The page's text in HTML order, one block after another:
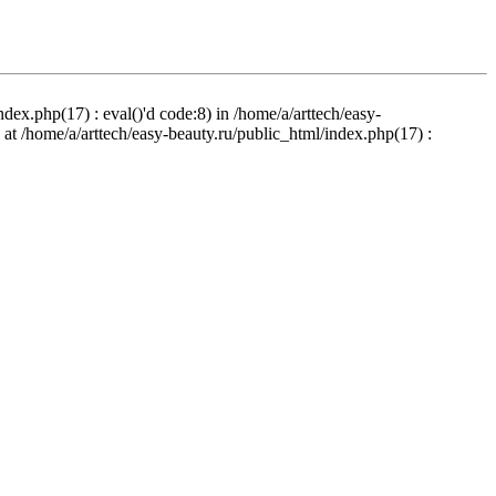
: eval()'d code:8) in /home/a/arttech/easy-
/home/a/arttech/easy-beauty.ru/public_html/index.php(17) :